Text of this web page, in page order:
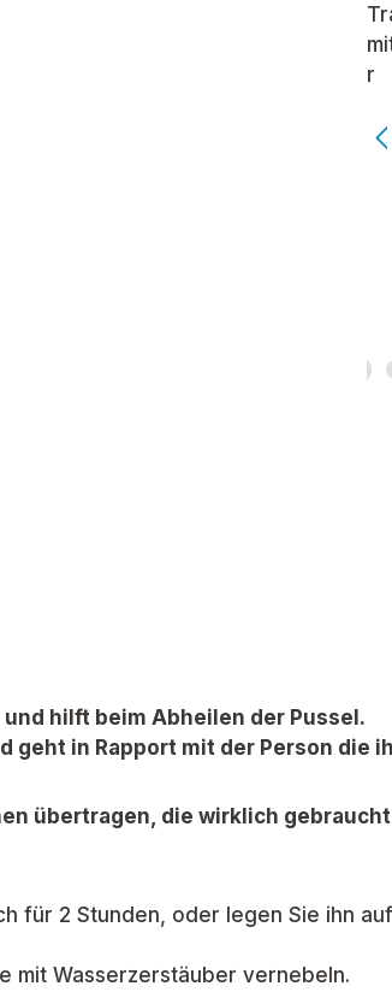
hilft beim Abheilen der Pussel.
in Rapport mit der Person die
übertragen, die wirklich
für 2 Stunden, oder legen Sie ihn
mit Wasserzerstäuber vernebeln.